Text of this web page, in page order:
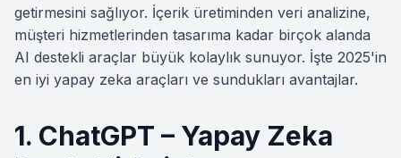
getirmesini sağlıyor. İçerik üretiminden veri analizine,
müşteri hizmetlerinden tasarıma kadar birçok alanda
AI destekli araçlar büyük kolaylık sunuyor. İşte 2025'in
en iyi yapay zeka araçları ve sundukları avantajlar.
1. ChatGPT – Yapay Zeka